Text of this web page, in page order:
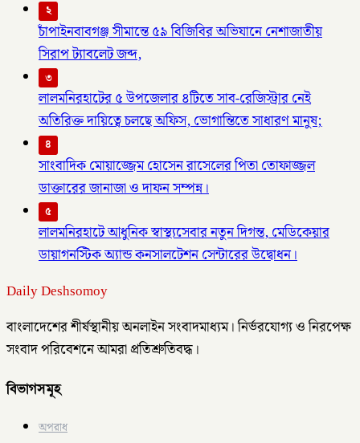
২
চাঁপাইনবাবগঞ্জ সীমান্তে ৫৯ বিজিবির অভিযানে নেশাজাতীয়
সিরাপ ট্যাবলেট জব্দ,
৩
লালমনিরহাটের ৫ উপজেলার ৪টিতে সাব-রেজিস্ট্রার নেই
অতিরিক্ত দায়িত্বে চলছে অফিস, ভোগান্তিতে সাধারণ মানুষ;
৪
সাংবাদিক মোয়াজ্জেম হোসেন রাসেলের পিতা তোফাজ্জল
ডাক্তারের জানাজা ও দাফন সম্পন্ন।
৫
লালমনিরহাটে আধুনিক স্বাস্থ্যসেবার নতুন দিগন্ত, মেডিকেয়ার
ডায়াগনস্টিক অ্যান্ড কনসালটেশন সেন্টারের উদ্বোধন।
Daily Deshsomoy
বাংলাদেশের শীর্ষস্থানীয় অনলাইন সংবাদমাধ্যম। নির্ভরযোগ্য ও নিরপেক্ষ
সংবাদ পরিবেশনে আমরা প্রতিশ্রুতিবদ্ধ।
বিভাগসমূহ
অপরাধ